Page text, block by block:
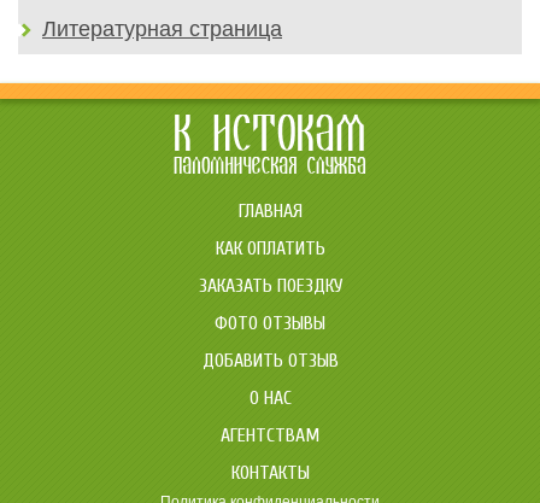
Литературная страница
ГЛАВНАЯ
КАК ОПЛАТИТЬ
ЗАКАЗАТЬ ПОЕЗДКУ
ФОТО ОТЗЫВЫ
ДОБАВИТЬ ОТЗЫВ
О НАС
АГЕНТСТВАМ
КОНТАКТЫ